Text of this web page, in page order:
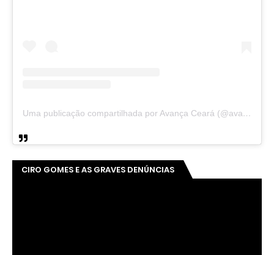
Uma publicação compartilhada por Avança Ceará (@avancaceara)
CIRO GOMES E AS GRAVES DENÚNCIAS